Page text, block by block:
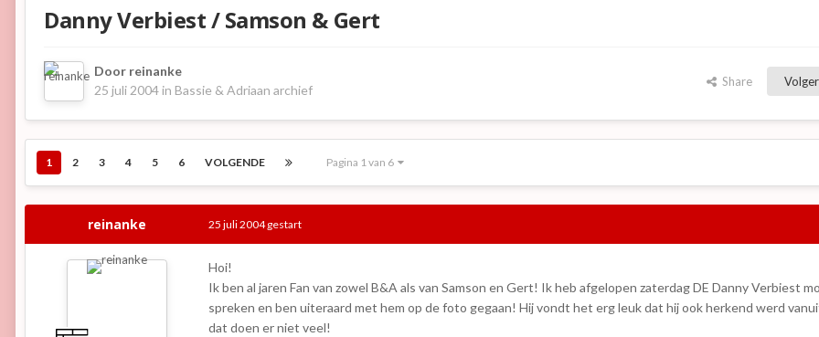
Danny Verbiest / Samson & Gert
Door reinanke
25 juli 2004 in Bassie & Adriaan archief
Share
1 2 3 4 5 6 VOLGENDE Pagina 1 van 6
reinanke 25 juli 2004gestart
Hoi!
Ik ben al jaren Fan van zowel B&A als van Samson en Gert! Ik heb afgelopen zaterdag DE Danny Verbiest
spreken en ben uiteraard met hem op de foto gegaan! Hij vondt het erg leuk dat hij ook herkend werd
dat doen er niet veel!